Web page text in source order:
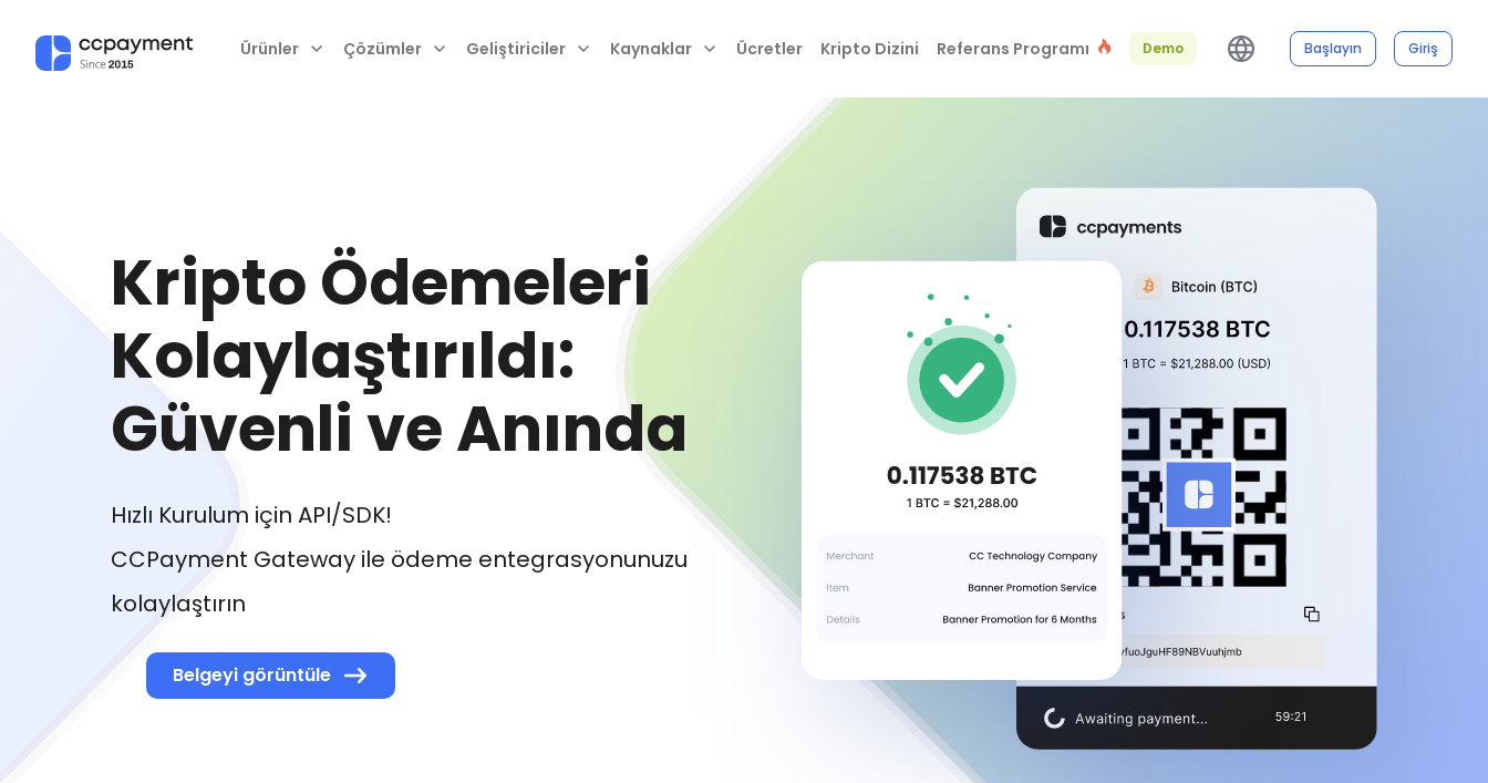
Ürünler Çözümler Geliştiriciler Kaynaklar Ücretler Kripto Dizini Referans Programı Demo Başlayın Giriş
Kripto Ödemeleri
Kolaylaştırıldı:
Güvenli ve Anında
Hızlı Kurulum için API/SDK!
CCPayment Gateway ile ödeme entegrasyonunuzu
kolaylaştırın
Belgeyi görüntüle